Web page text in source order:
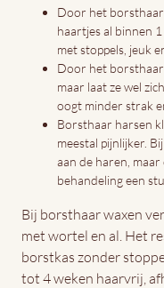
Door het
haartjes al binnen
met stoppels, jeuk
Door het
maar laat ze wel
oogt minder strak
Borsthaar harsen
meestal pijnlijker.
aan de haren,
behandeling een
Bij borsthaar waxen
met wortel en al. Het
borstkas zonder
tot 4 weken haarvrij,